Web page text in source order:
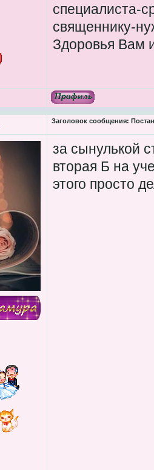
специалиста-
священнику-
Здоровья Вам
Заголовок сообщения:
за сынулькой
вторая Б на
этого просто